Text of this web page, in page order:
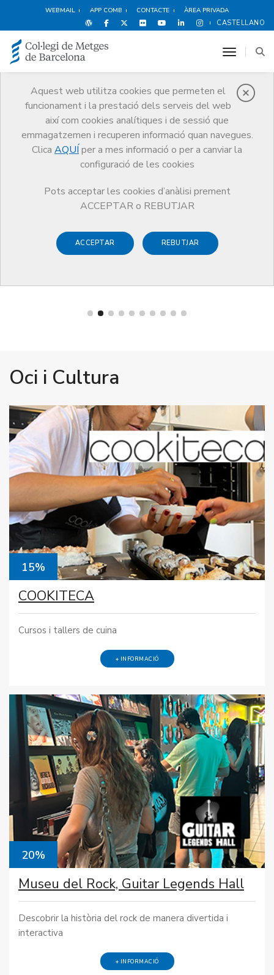
WEBMAIL APP COMB CONTACTE ÀREA PRIVADA
CASTELLANO
Aquest web utilitza cookies que permeten el
funcionament i la prestació dels serveis del web
així com cookies analítiques i de sessió que
emmagatzemen i recuperen informació quan navegues.
Clica AQUÍ per a mes informació o per a canviar la
configuració de les cookies
Pots acceptar les cookies d’anàlisi prement
ACCEPTAR o REBUTJAR
ACCEPTAR REBUTJAR
toggle
Avantatges i
descomptes
Serveis Altres serveis
Avantatges i descomptes
Oci i Cultura
15%
COOKITECA
Cursos i tallers de cuina
+ INFORMACIÓ
20%
Museu del Rock, Guitar Legends Hall
Descobrir la història del rock de manera divertida i
interactiva
+ INFORMACIÓ